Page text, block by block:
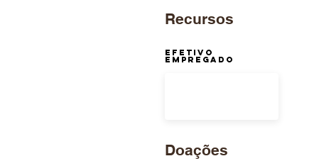
Recursos
Efetivo
Empregado
Doações